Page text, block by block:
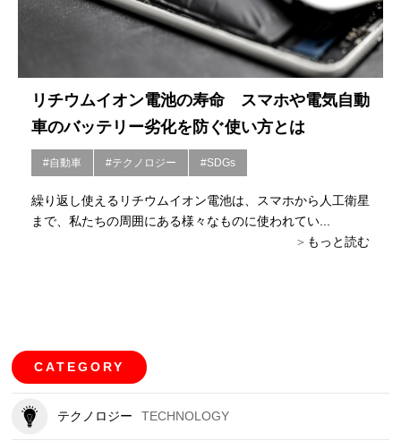
リチウムイオン電池の寿命 スマホや電気自動
車のバッテリー劣化を防ぐ使い方とは
#自動車 #テクノロジー #SDGs
繰り返し使えるリチウムイオン電池は、スマホから人工衛星
まで、私たちの周囲にある様々なものに使われてい...
もっと読む
CATEGORY
テクノロジー TECHNOLOGY